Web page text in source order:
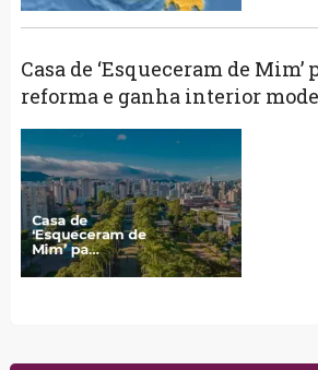
Casa de ‘Esqueceram de Mim’
reforma e ganha interior